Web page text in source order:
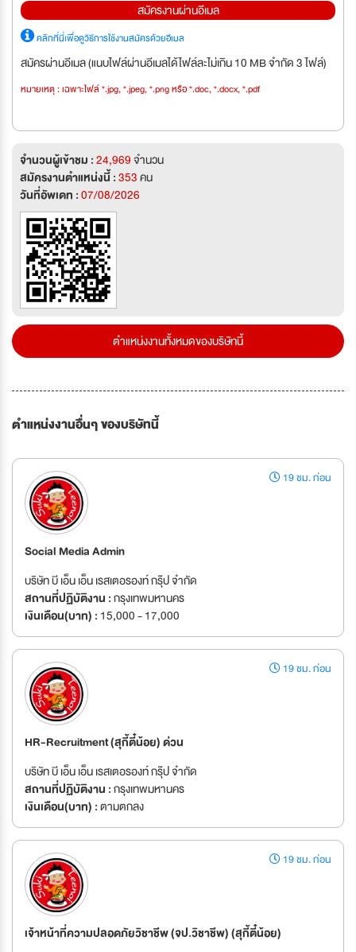
สมัครงานผ่านอีเมล
คลิกที่นี่เพื่อดูวิธีการใช้งานสมัครด้วยอีเมล
สมัครผ่านอีเมล (แนบไฟล์ผ่านอีเมลได้ไฟล์ละไม่เกิน 10 MB จำกัด 3 ไฟล์)
หมายเหตุ : เฉพาะไฟล์ *.jpg, *.jpeg, *.png หรือ *.doc, *.docx, *.pdf
จำนวนผู้เข้าชม :24,969จำนวน
สมัครงานตำแหน่งนี้ :353คน
วันที่อัพเดท :07/08/2026
ตำแหน่งงานทั้งหมดของบริษัทนี้
ตำแหน่งงานอื่นๆ ของบริษัทนี้
19 ชม. ก่อน
Social Media Admin
บริษัท บี เอ็น เอ็น เรสเตอรองท์ กรุ๊ป จำกัด
สถานที่ปฏิบัติงาน :กรุงเทพมหานคร
เงินเดือน(บาท) : 15,000 - 17,000
19 ชม. ก่อน
HR-Recruitment (สุกี้ตี๋น้อย) ด่วน
บริษัท บี เอ็น เอ็น เรสเตอรองท์ กรุ๊ป จำกัด
สถานที่ปฏิบัติงาน :กรุงเทพมหานคร
เงินเดือน(บาท) :ตามตกลง
19 ชม. ก่อน
เจ้าหน้าที่ความปลอดภัยวิชาชีพ (จป.วิชาชีพ) (สุกี้ตี๋น้อย)